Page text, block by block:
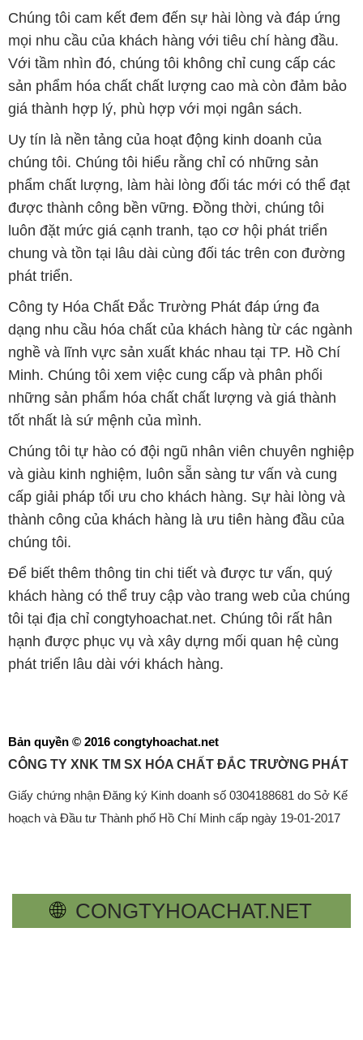
Chúng tôi cam kết đem đến sự hài lòng và đáp ứng
mọi nhu cầu của khách hàng với tiêu chí hàng đầu.
Với tầm nhìn đó, chúng tôi không chỉ cung cấp các
sản phẩm hóa chất chất lượng cao mà còn đảm bảo
giá thành hợp lý, phù hợp với mọi ngân sách.
Uy tín là nền tảng của hoạt động kinh doanh của
chúng tôi. Chúng tôi hiểu rằng chỉ có những sản
phẩm chất lượng, làm hài lòng đối tác mới có thể đạt
được thành công bền vững. Đồng thời, chúng tôi
luôn đặt mức giá cạnh tranh, tạo cơ hội phát triển
chung và tồn tại lâu dài cùng đối tác trên con đường
phát triển.
Công ty Hóa Chất Đắc Trường Phát đáp ứng đa
dạng nhu cầu hóa chất của khách hàng từ các ngành
nghề và lĩnh vực sản xuất khác nhau tại TP. Hồ Chí
Minh. Chúng tôi xem việc cung cấp và phân phối
những sản phẩm hóa chất chất lượng và giá thành
tốt nhất là sứ mệnh của mình.
Chúng tôi tự hào có đội ngũ nhân viên chuyên nghiệp
và giàu kinh nghiệm, luôn sẵn sàng tư vấn và cung
cấp giải pháp tối ưu cho khách hàng. Sự hài lòng và
thành công của khách hàng là ưu tiên hàng đầu của
chúng tôi.
Để biết thêm thông tin chi tiết và được tư vấn, quý
khách hàng có thể truy cập vào trang web của chúng
tôi tại địa chỉ congtyhoachat.net. Chúng tôi rất hân
hạnh được phục vụ và xây dựng mối quan hệ cùng
phát triển lâu dài với khách hàng.
Bản quyền © 2016 congtyhoachat.net
CÔNG TY XNK TM SX HÓA CHẤT ĐẮC TRƯỜNG PHÁT
Giấy chứng nhận Đăng ký Kinh doanh số 0304188681 do Sở Kế
hoạch và Đầu tư Thành phố Hồ Chí Minh cấp ngày 19-01-2017
🌐 CONGTYHOACHAT.NET